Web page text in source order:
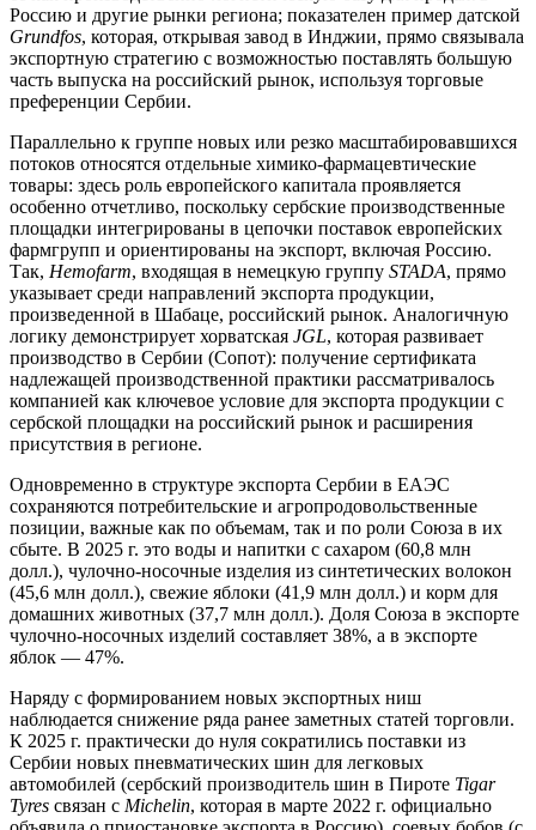
Россию и другие рынки региона; показателен пример датской
Grundfos, которая, открывая завод в Инджии, прямо связывала
экспортную стратегию с возможностью поставлять большую
часть выпуска на российский рынок, используя торговые
преференции Сербии.
Параллельно к группе новых или резко масштабировавшихся
потоков относятся отдельные химико-фармацевтические
товары: здесь роль европейского капитала проявляется
особенно отчетливо, поскольку сербские производственные
площадки интегрированы в цепочки поставок европейских
фармгрупп и ориентированы на экспорт, включая Россию.
Так, Hemofarm, входящая в немецкую группу STADA, прямо
указывает среди направлений экспорта продукции,
произведенной в Шабаце, российский рынок. Аналогичную
логику демонстрирует хорватская JGL, которая развивает
производство в Сербии (Сопот): получение сертификата
надлежащей производственной практики рассматривалось
компанией как ключевое условие для экспорта продукции с
сербской площадки на российский рынок и расширения
присутствия в регионе.
Одновременно в структуре экспорта Сербии в ЕАЭС
сохраняются потребительские и агропродовольственные
позиции, важные как по объемам, так и по роли Союза в их
сбыте. В 2025 г. это воды и напитки с сахаром (60,8 млн
долл.), чулочно-носочные изделия из синтетических волокон
(45,6 млн долл.), свежие яблоки (41,9 млн долл.) и корм для
домашних животных (37,7 млн долл.). Доля Союза в экспорте
чулочно-носочных изделий составляет 38%, а в экспорте
яблок — 47%.
Наряду с формированием новых экспортных ниш
наблюдается снижение ряда ранее заметных статей торговли.
К 2025 г. практически до нуля сократились поставки из
Сербии новых пневматических шин для легковых
автомобилей (сербский производитель шин в Пироте Tigar
Tyres связан с Michelin, которая в марте 2022 г. официально